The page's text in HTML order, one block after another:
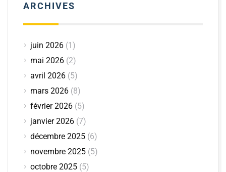
ARCHIVES
juin 2026 (1)
mai 2026 (2)
avril 2026 (5)
mars 2026 (8)
février 2026 (5)
janvier 2026 (7)
décembre 2025 (6)
novembre 2025 (5)
octobre 2025 (5)